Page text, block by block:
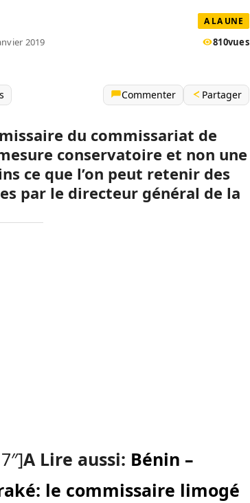
A LA UNE
2019 810vues
Commenter Partager
du commissariat de
conservatoire et non une
ce que l’on peut retenir des
par le directeur général de la
A Lire aussi: Bénin –
le commissaire limogé